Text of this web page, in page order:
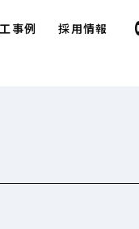
事例 採用情報